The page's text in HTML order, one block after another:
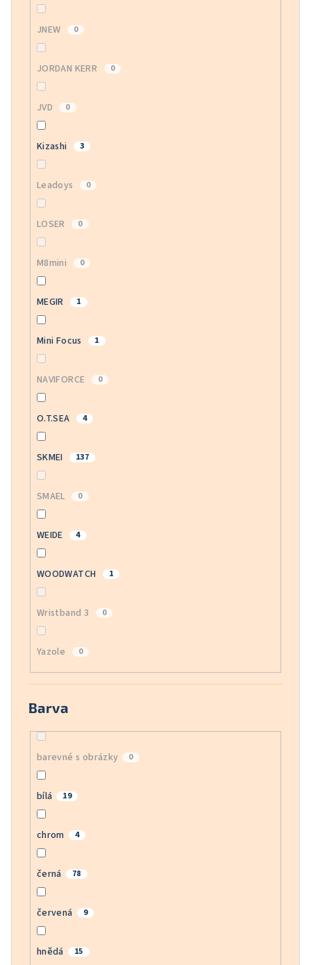
JNEW 0
JORDAN KERR 0
JVD 0
Kizashi 3
Leadoys 0
LOSER 0
M8mini 0
MEGIR 1
Mini Focus 1
NAVIFORCE 0
O.T.SEA 4
SKMEI 137
SMAEL 0
WEIDE 4
WOODWATCH 1
Wristband 3 0
Yazole 0
Barva
barevné s obrázky 0
bílá 19
chrom 4
černá 78
červená 9
hnědá 15